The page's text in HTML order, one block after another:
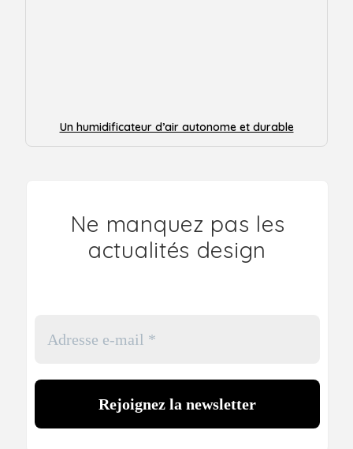
Un humidificateur d’air autonome et durable
Ne manquez pas les
actualités design